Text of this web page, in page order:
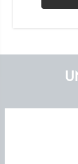
36 items